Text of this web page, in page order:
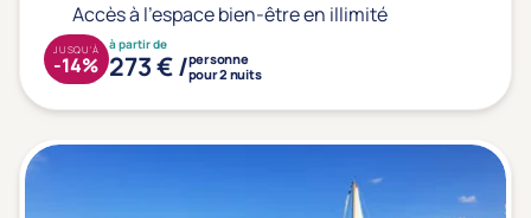
Accès à l'espace bien-être en illimité
à partir de
273 € /personne
pour 2 nuits
JUSQU'À
-14%